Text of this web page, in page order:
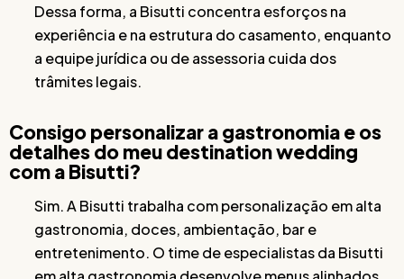
Dessa forma, a Bisutti concentra esforços na
experiência e na estrutura do casamento, enquanto
a equipe jurídica ou de assessoria cuida dos
trâmites legais.
Consigo personalizar a gastronomia e os
detalhes do meu destination wedding
com a Bisutti?
Sim. A Bisutti trabalha com personalização em alta
gastronomia, doces, ambientação, bar e
entretenimento. O time de especialistas da Bisutti